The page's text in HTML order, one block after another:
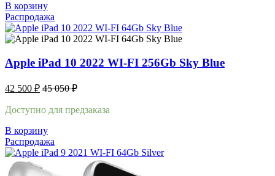
В корзину
Распродажа
Apple iPad 10 2022 WI-FI 256Gb Sky Blue
42 500 ₽ 45 050₽
Доступно для предзаказа
В корзину
Распродажа